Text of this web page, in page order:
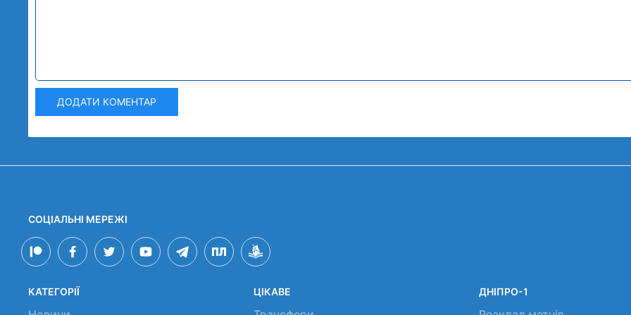
ДОДАТИ КОМЕНТАР
СОЦІАЛЬНІ МЕРЕЖІ
КАТЕГОРІЇ ЦІКАВЕ ДНІПРО-1